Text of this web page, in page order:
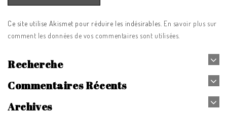
Ce site utilise Akismet pour réduire les indésirables. En savoir plus sur
comment les données de vos commentaires sont utilisées
Recherche
Commentaires Récents
Archives